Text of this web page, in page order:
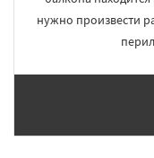
нужно произвести